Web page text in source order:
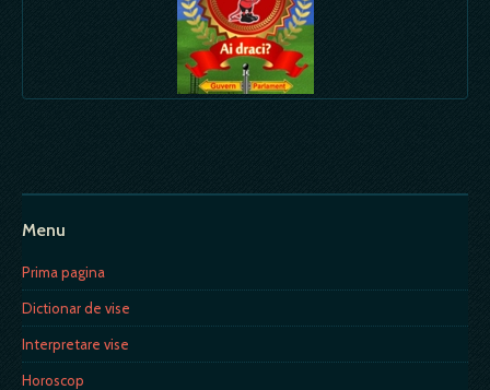
Menu
Prima pagina
Dictionar de vise
Interpretare vise
Horoscop